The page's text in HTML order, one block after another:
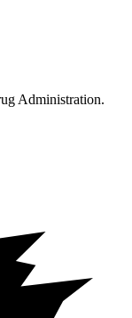
Administration.